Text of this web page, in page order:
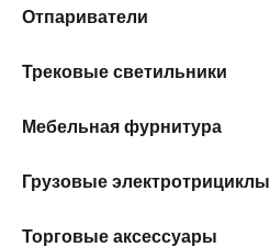
Отпариватели
Трековые светильники
Мебельная фурнитура
Грузовые электротрициклы
Торговые аксессуары